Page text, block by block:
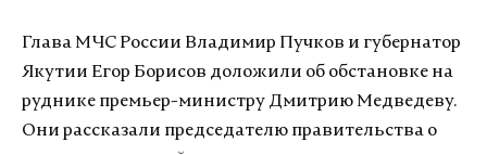
Глава МЧС России Владимир Пучков и губернатор
Якутии Егор Борисов доложили об обстановке на
руднике премьер-министру Дмитрию Медведеву.
Они рассказали председателю правительства о